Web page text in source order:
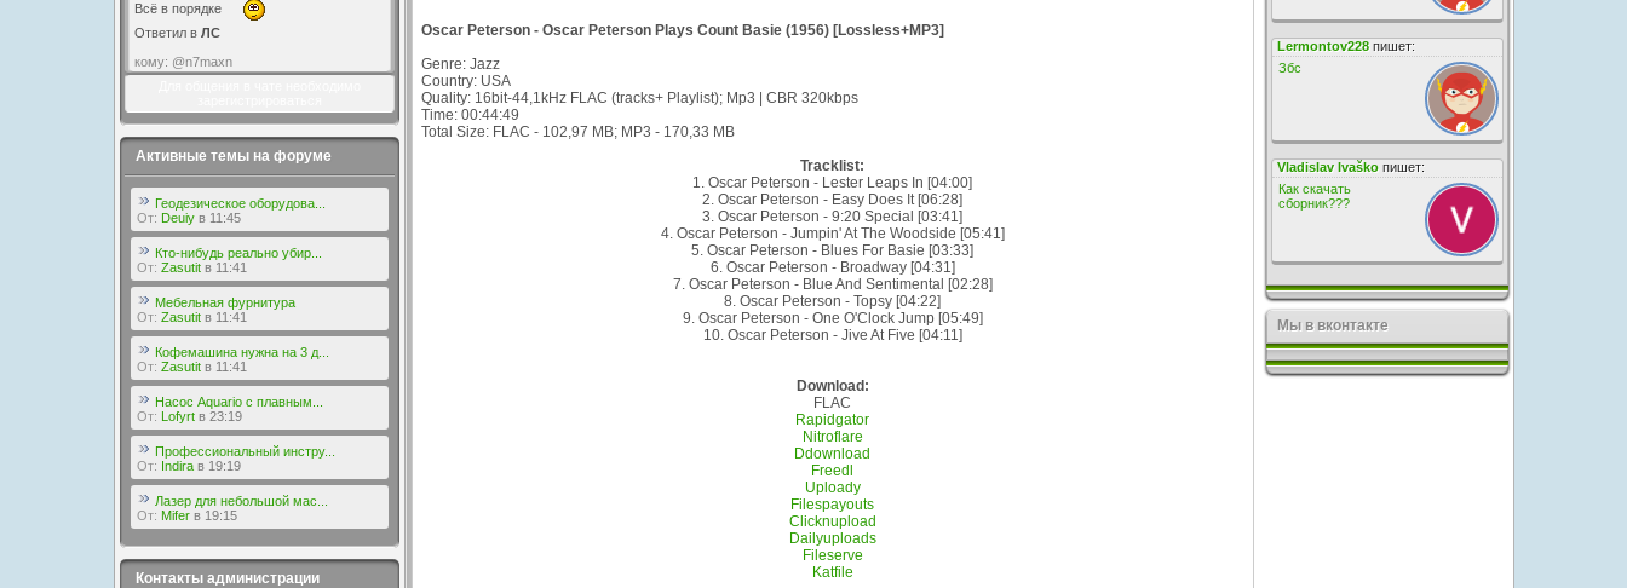
Активные темы на форуме
Геодезическое оборудова...
От: Deuiy в 11:45
Кто-нибудь реально убир...
От: Zasutit в 11:41
Мебельная фурнитура
От: Zasutit в 11:41
Кофемашина нужна на 3 д...
От: Zasutit в 11:41
Насос Aquario с плавным...
От: Lofyrt в 23:19
Профессиональный инстру...
От: Indira в 19:19
Лазер для небольшой мас...
От: Mifer в 19:15
Контакты администрации
Oscar Peterson - Oscar Peterson Plays Count Basie (1956) [Lossless+MP3]
Genre: Jazz
Country: USA
Quality: 16bit-44,1kHz FLAC (tracks+ Playlist); Mp3 | CBR 320kbps
Time: 00:44:49
Total Size: FLAC - 102,97 MB; MP3 - 170,33 MB
Tracklist:
1. Oscar Peterson - Lester Leaps In [04:00]
2. Oscar Peterson - Easy Does It [06:28]
3. Oscar Peterson - 9:20 Special [03:41]
4. Oscar Peterson - Jumpin' At The Woodside [05:41]
5. Oscar Peterson - Blues For Basie [03:33]
6. Oscar Peterson - Broadway [04:31]
7. Oscar Peterson - Blue And Sentimental [02:28]
8. Oscar Peterson - Topsy [04:22]
9. Oscar Peterson - One O'Clock Jump [05:49]
10. Oscar Peterson - Jive At Five [04:11]
Download:
FLAC
Rapidgator
Nitroflare
Ddownload
Freedl
Uploady
Filespayouts
Clicknupload
Dailyuploads
Fileserve
Katfile
Lermontov228пишет:
Збс
Vladislav Ivaškoпишет:
Как скачать
сборник???
Мы в вконтакте